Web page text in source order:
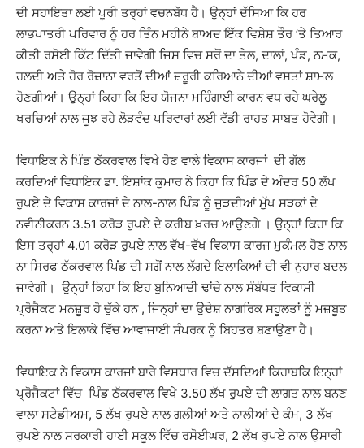
ਦੀ ਸਹਾਇਤਾ ਲਈ ਪੂਰੀ ਤਰ੍ਹਾਂ ਵਚਨਬੱਧ ਹੈ। ਉਨ੍ਹਾਂ ਦੱਸਿਆ ਕਿ ਹਰ
ਲਾਭਪਾਤਰੀ ਪਰਿਵਾਰ ਨੂੰ ਹਰ ਤਿੰਨ ਮਹੀਨੇ ਬਾਅਦ ਇੱਕ ਵਿਸ਼ੇਸ਼ ਤੌਰ ’ਤੇ ਤਿਆਰ
ਕੀਤੀ ਰਸੋਈ ਕਿੱਟ ਦਿੱਤੀ ਜਾਵੇਗੀ ਜਿਸ ਵਿਚ ਸਰੋਂ ਦਾ ਤੇਲ, ਦਾਲਾਂ, ਖੰਡ, ਨਮਕ,
ਹਲਦੀ ਅਤੇ ਹੋਰ ਰੋਜ਼ਾਨਾ ਵਰਤੋਂ ਦੀਆਂ ਜ਼ਰੂਰੀ ਕਰਿਆਨੇ ਦੀਆਂ ਵਸਤਾਂ ਸ਼ਾਮਲ
ਹੋਣਗੀਆਂ। ਉਨ੍ਹਾਂ ਕਿਹਾ ਕਿ ਇਹ ਯੋਜਨਾ ਮਹਿੰਗਾਈ ਕਾਰਨ ਵਧ ਰਹੇ ਘਰੇਲੂ
ਖਰਚਿਆਂ ਨਾਲ ਜੂਝ ਰਹੇ ਲੋੜਵੰਦ ਪਰਿਵਾਰਾਂ ਲਈ ਵੱਡੀ ਰਾਹਤ ਸਾਬਤ ਹੋਵੇਗੀ।
ਵਿਧਾਇਕ ਨੇ ਪਿੰਡ ਠੱਕਰਵਾਲ ਵਿਖੇ ਹੋਣ ਵਾਲੇ ਵਿਕਾਸ ਕਾਰਜਾਂ ਦੀ ਗੱਲ
ਕਰਦਿਆਂ ਵਿਧਾਇਕ ਡਾ. ਇਸ਼ਾਂਕ ਕੁਮਾਰ ਨੇ ਕਿਹਾ ਕਿ ਪਿੰਡ ਦੇ ਅੰਦਰ 50 ਲੱਖ
ਰੁਪਏ ਦੇ ਵਿਕਾਸ ਕਾਰਜਾਂ ਦੇ ਨਾਲ-ਨਾਲ ਪਿੰਡ ਨੂੰ ਜੁੜਦੀਆਂ ਮੁੱਖ ਸੜਕਾਂ ਦੇ
ਨਵੀਨੀਕਰਨ 3.51 ਕਰੋੜ ਰੁਪਏ ਦੇ ਕਰੀਬ ਖ਼ਰਚ ਆਉਣਗੇ । ਉਨ੍ਹਾਂ ਕਿਹਾ ਕਿ
ਇਸ ਤਰ੍ਹਾਂ 4.01 ਕਰੋੜ ਰੁਪਏ ਨਾਲ ਵੱਖ-ਵੱਖ ਵਿਕਾਸ ਕਾਰਜ ਮੁਕੰਮਲ ਹੋਣ ਨਾਲ
ਨਾ ਸਿਰਫ ਠੱਕਰਵਾਲ ਪਿਂਡ ਦੀ ਸਗੋਂ ਨਾਲ ਲੱਗਦੇ ਇਲਾਕਿਆਂ ਦੀ ਵੀ ਨੁਹਾਰ ਬਦਲ
ਜਾਵੇਗੀ। ਉਨ੍ਹਾਂ ਕਿਹਾ ਕਿ ਇਹ ਬੁਨਿਆਦੀ ਢਾਂਚੇ ਨਾਲ ਸੰਬੰਧਤ ਵਿਕਾਸੀ
ਪ੍ਰੋਜੈਕਟ ਮਨਜ਼ੂਰ ਹੋ ਚੁੱਕੇ ਹਨ , ਜਿਨ੍ਹਾਂ ਦਾ ਉਦੇਸ਼ ਨਾਗਰਿਕ ਸਹੂਲਤਾਂ ਨੂੰ ਮਜ਼ਬੂਤ
ਕਰਨਾ ਅਤੇ ਇਲਾਕੇ ਵਿੱਚ ਆਵਾਜਾਈ ਸੰਪਰਕ ਨੂੰ ਬਿਹਤਰ ਬਣਾਉਣਾ ਹੈ।
ਵਿਧਾਇਕ ਨੇ ਵਿਕਾਸ ਕਾਰਜਾਂ ਬਾਰੇ ਵਿਸਥਾਰ ਵਿਚ ਦੱਸਦਿਆਂ ਕਿਹਾਬਕਿ ਇਨ੍ਹਾਂ
ਪ੍ਰੋਜੈਕਟਾਂ ਵਿੱਚ ਪਿੰਡ ਠੱਕਰਵਾਲ ਵਿਖੇ 3.50 ਲੱਖ ਰੁਪਏ ਦੀ ਲਾਗਤ ਨਾਲ ਬਨਣ
ਵਾਲਾ ਸਟੇਡੀਅਮ, 5 ਲੱਖ ਰੁਪਏ ਨਾਲ ਗਲੀਆਂ ਅਤੇ ਨਾਲੀਆਂ ਦੇ ਕੰਮ, 3 ਲੱਖ
ਰੁਪਏ ਨਾਲ ਸਰਕਾਰੀ ਹਾਈ ਸਕੂਲ ਵਿੱਚ ਰਸੋਈਘਰ, 2 ਲੱਖ ਰੁਪਏ ਨਾਲ ਉਸਾਰੀ